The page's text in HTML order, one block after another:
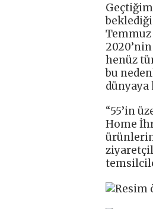
henüz
bu
dünyaya
“55’in
Home